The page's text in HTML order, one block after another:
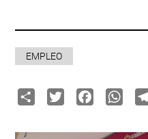
EMPLEO
ShareTwitter